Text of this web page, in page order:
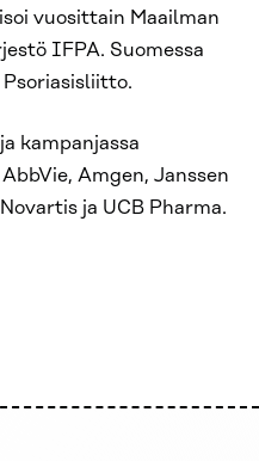
vuosittain Maailman
IFPA. Suomessa
kampanjassa
Amgen, Janssen
ja UCB Pharma.